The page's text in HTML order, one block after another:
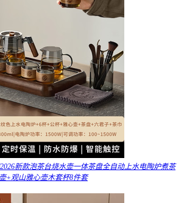
新款泡茶台烧水壶一体茶盘全自动上水电陶炉煮茶
+观山雅心壶木套杯8件套